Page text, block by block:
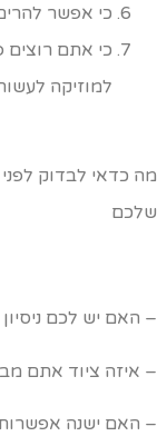
כי אפשר
כי אתם רוצים
למוזיקה
כדאי לבדוק
האם יש לכם ניסיון
איזה ציוד אתם
האם ישנה אפשרות